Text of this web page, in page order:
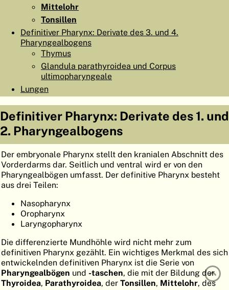
EMBRYOGENESE
ATLASEMBRYOLOGY
SUCHEN
HILFE
FR
EN
Mittelohr
Tonsillen
Definitiver Pharynx: Derivate des 3. und 4.
Pharyngealbogens
Thymus
Glandula parathyroidea und Corpus
ultimopharyngeale
Lungen
Definitiver Pharynx: Derivate des 1. und
2. Pharyngealbogens
Der embryonale Pharynx stellt den kranialen Abschnitt des
Vorderdarms dar. Seitlich und ventral wird er von den
Pharyngealbögen umfasst. Der definitive Pharynx besteht
aus drei Teilen:
Nasopharynx
Oropharynx
Laryngopharynx
Die differenzierte Mundhöhle wird nicht mehr zum
definitiven Pharynx gezählt. Ein wichtiges Merkmal des sich
entwickelnden definitiven Pharynx ist die Serie von
Pharyngealbögen und -taschen, die mit der Bildung der
Thyroidea, Parathyroidea, der Tonsillen, Mittelohr, des